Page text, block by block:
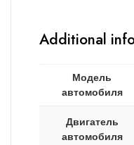
Additional
Модель
автомобиля
Двигатель
автомобиля